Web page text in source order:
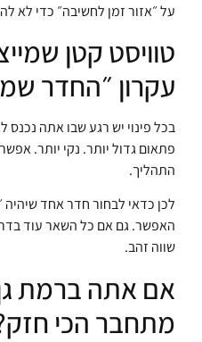
על ״אזור זמן לחשיבה״ כדי לא
טוויסט קטן
עקרון ״החדר
בכל פינוי יש רגע שבו אתה
פתאום גדול יותר. נקי יותר.
התהליך.
לכן כדאי לבחור חדר אחד
האפשר. גם אם כל השאר עוד
שווה זהב.
אם אתה ברמת
מתחבר הכי